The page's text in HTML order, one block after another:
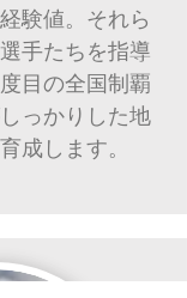
験値。それら
手たちを指導
目の全国制覇
っかりした地
成します。